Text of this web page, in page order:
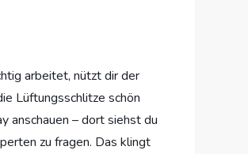
arbeitet, nützt dir der
Lüftungsschlitze schön
anschauen – dort siehst du
zu fragen. Das klingt